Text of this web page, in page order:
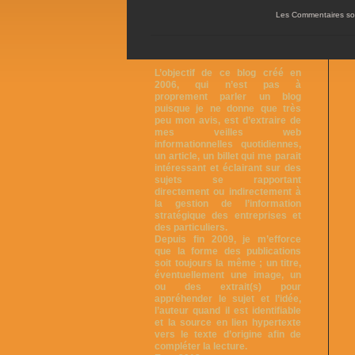
Les Commentaires
L’objectif de ce blog créé en
2006, qui n’est pas à
proprement parler un blog
puisque je ne donne que très
peu mon avis, est d’extraire de
mes veilles web
informationnelles quotidiennes,
un article, un billet qui me parait
intéressant et éclairant sur des
sujets se rapportant
directement ou indirectement à
la gestion de l’information
stratégique des entreprises et
des particuliers.
Depuis fin 2009, je m’efforce
que la forme des publications
soit toujours la même ; un titre,
éventuellement une image, un
ou des extrait(s) pour
appréhender le sujet et l’idée,
l’auteur quand il est identifiable
et la source en lien hypertexte
vers le texte d’origine afin de
compléter la lecture.